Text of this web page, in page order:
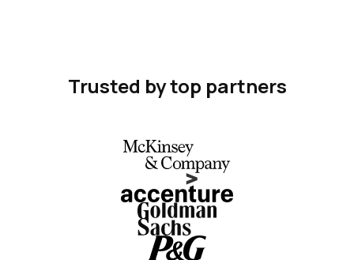
Trusted by top partners